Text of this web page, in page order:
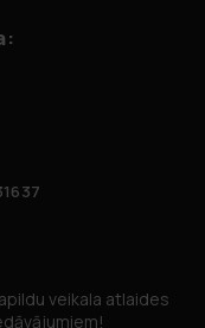
veikala atlaides